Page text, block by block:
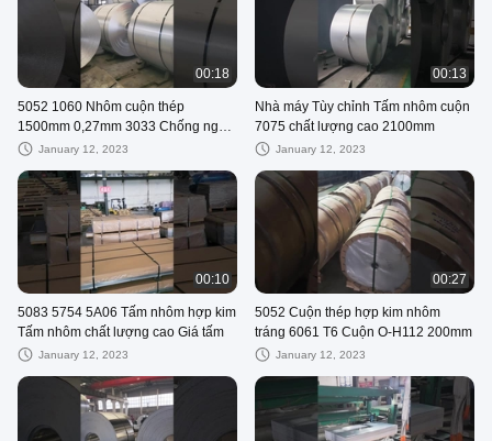
00:18
5052 1060 Nhôm cuộn thép
1500mm 0,27mm 3033 Chống ngón
tay January 12, 2023
00:13
Nhà máy Tùy chỉnh Tấm nhôm cuộn
7075 chất lượng cao 2100mm
January 12, 2023
00:10
5083 5754 5A06 Tấm nhôm hợp kim
Tấm nhôm chất lượng cao Giá tấm
January 12, 2023
00:27
5052 Cuộn thép hợp kim nhôm
tráng 6061 T6 Cuộn O-H112 200mm
January 12, 2023